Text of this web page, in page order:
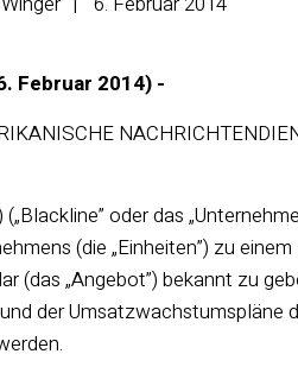
Februar 2014) -
oder das
(die „Einheiten”) zu
(das „Angebot”) bekannt zu
der Umsatzwachstumspläne